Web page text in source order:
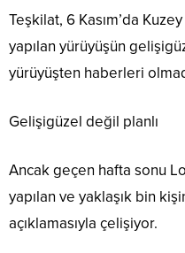
Teşkilat, 6 Kasım’da
yapılan yürüyüşün
yürüyüşten haberleri
Gelişigüzel değil planlı
Ancak geçen hafta sonu
yapılan ve yaklaşık bin
açıklamasıyla çelişiyor.